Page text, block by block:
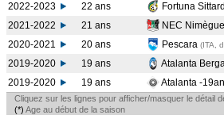
2022-2023
22 ans Fortuna Sittard
2021-2022
21 ans NEC Nimègue
2020-2021
20 ans Pescara (ITA,
2019-2020
19 ans Atalanta
2019-2020
19 ans Atalanta -
Cliquez sur les lignes pour afficher/masquer le détail
(*) Age au début de la saison